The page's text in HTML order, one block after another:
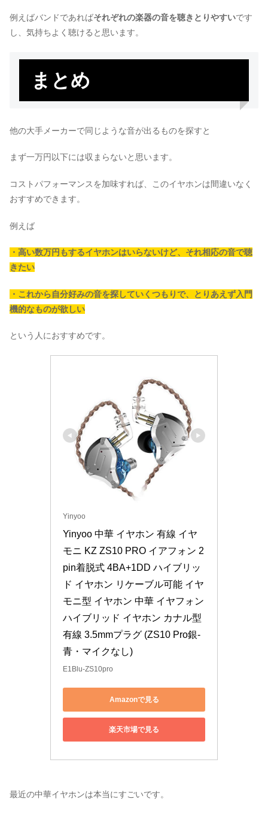
例えばバンドであればそれぞれの楽器の音を聴きとりやすいです
し、気持ちよく聴けると思います。
まとめ
他の大手メーカーで同じような音が出るものを探すと
まず一万円以下には収まらないと思います。
コストパフォーマンスを加味すれば、このイヤホンは間違いなく
おすすめできます。
例えば
・高い数万円もするイヤホンはいらないけど、それ相応の音で聴
きたい
・これから自分好みの音を探していくつもりで、とりあえず入門
機的なものが欲しい
という人におすすめです。
Yinyoo
Yinyoo 中華 イヤホン 有線 イヤ
モニ KZ ZS10 PRO イアフォン 2
pin着脱式 4BA+1DD ハイブリッ
ド イヤホン リケーブル可能 イヤ
モニ型 イヤホン 中華 イヤフォン
ハイブリッド イヤホン カナル型
有線 3.5mmプラグ (ZS10 Pro銀‐
青・マイクなし)
E1Blu-ZS10pro
Amazonで見る
楽天市場で見る
最近の中華イヤホンは本当にすごいです。